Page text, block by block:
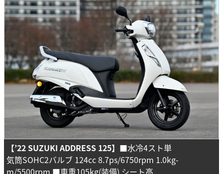
【’22 SUZUKI ADDRESS 125】 ■水冷4スト単
気筒SOHC2バルブ 124cc 8.7ps/6750rpm 1.0kg-
m/5500rpm ■車重105kg(装備) シート高